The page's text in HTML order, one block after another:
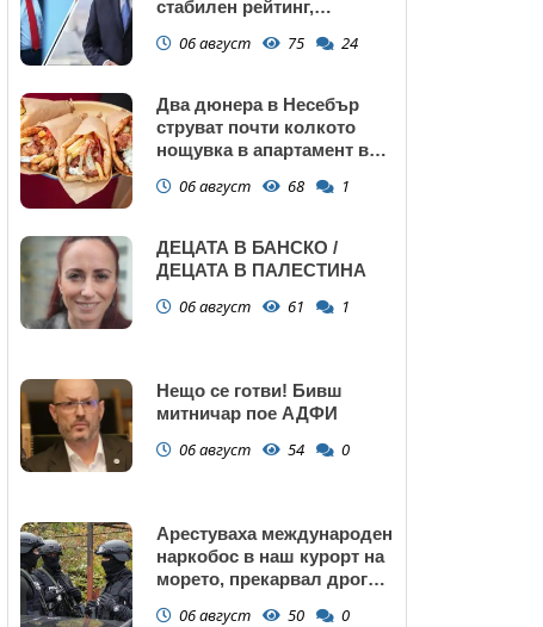
стабилен рейтинг,
запазва
06 август 75 24
Два дюнера в Несебър
струват почти колкото
нощувка в апартамент в
06 август 68 1
ДЕЦАТА В БАНСКО /
ДЕЦАТА В ПАЛЕСТИНА
06 август 61 1
Нещо се готви! Бивш
митничар пое АДФИ
06 август 54 0
Арестуваха международен
наркобос в наш курорт на
морето, прекарвал дрога
06 август 50 0